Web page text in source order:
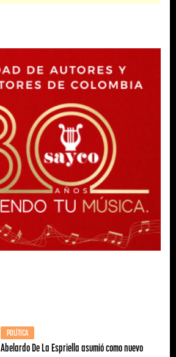
POLÍTICA
Abelardo De La Espriella asumió como nuevo